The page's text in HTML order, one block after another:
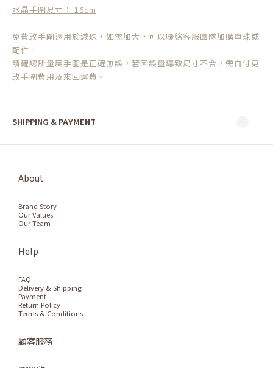
水晶手圍尺寸： 16cm
免費改手圍適用於減珠，如需加大，可以聯絡客服團隊加購單珠或
配件。
請確認所量度手圍是正確無誤，若因誤量導致尺寸不合，需自付更
改手圍費用及來回運費。
SHIPPING & PAYMENT
About
Brand Story
Our Values
Our Team
Help
FAQ
Delivery & Shipping
Payment
Return Policy
Terms & Conditions
顧客服務